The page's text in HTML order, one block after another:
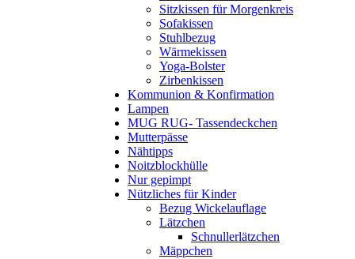
Sitzkissen für Morgenkreis
Sofakissen
Stuhlbezug
Wärmekissen
Yoga-Bolster
Zirbenkissen
Kommunion & Konfirmation
Lampen
MUG RUG- Tassendeckchen
Mutterpässe
Nähtipps
Noitzblockhülle
Nur gepimpt
Nützliches für Kinder
Bezug Wickelauflage
Lätzchen
Schnullerlätzchen
Mäppchen